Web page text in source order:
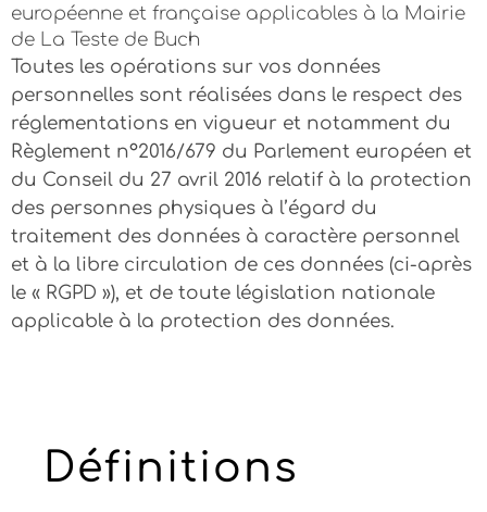
européenne et française applicables à la Mairie
de La Teste de Buch
Toutes les opérations sur vos données
personnelles sont réalisées dans le respect des
réglementations en vigueur et notamment du
Règlement n°2016/679 du Parlement européen et
du Conseil du 27 avril 2016 relatif à la protection
des personnes physiques à l’égard du
traitement des données à caractère personnel
et à la libre circulation de ces données (ci-après
le « RGPD »), et de toute législation nationale
applicable à la protection des données.
Définitions